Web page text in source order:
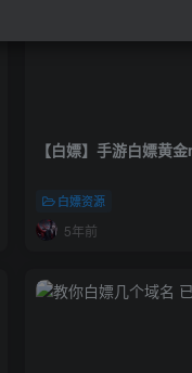
【白嫖】手游白嫖黄
白嫖资源
5年前